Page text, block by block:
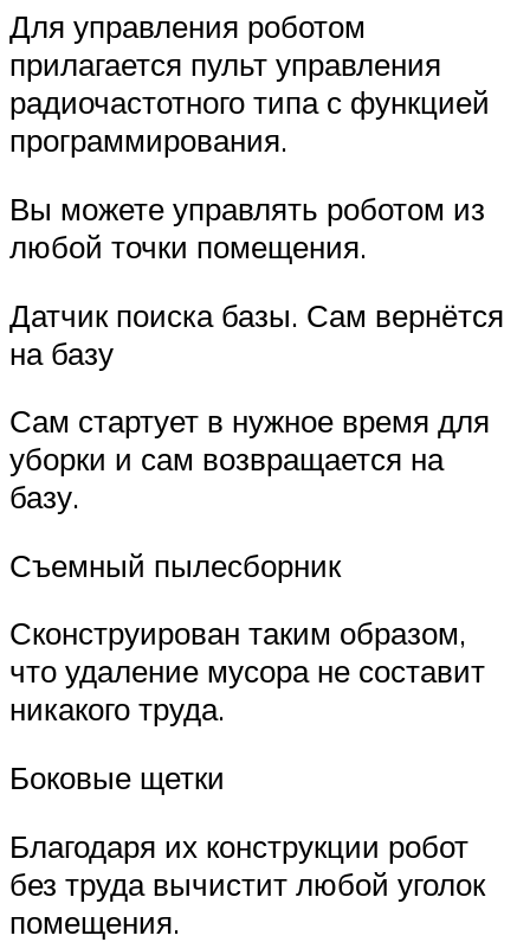
Для управления роботом
прилагается пульт управления
радиочастотного типа с функцией
программирования.
Вы можете управлять роботом из
любой точки помещения.
Датчик поиска базы. Сам вернётся
на базу
Сам стартует в нужное время для
уборки и сам возвращается на
базу.
Съемный пылесборник
Сконструирован таким образом,
что удаление мусора не составит
никакого труда.
Боковые щетки
Благодаря их конструкции робот
без труда вычистит любой уголок
помещения.